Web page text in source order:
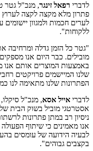
לדברי רפאל זינגר, מנכ"ל גטר
פתרון מלא מקצה לקצה לערוץ
לערים חכמות ולמגוון
ללקוחות".
"גטר כל הזמן גדלה
מובילים. כבר היום אנו
באמצעות המוצרים אותם אנו
הפתרונות שלנו מתאימה לנו
לדברי אייל אסא, מנכ"ל
אסטרטגי מוביל בשוק הבית
ניסיון רב במתן פתרונות
אנו מאמינים כי שיתוף
לבעיה הידועה של עומסים
בקצבים גבוהים".